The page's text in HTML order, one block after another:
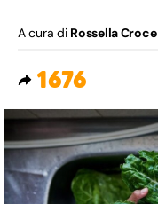
A cura di Rossella Croce
1676